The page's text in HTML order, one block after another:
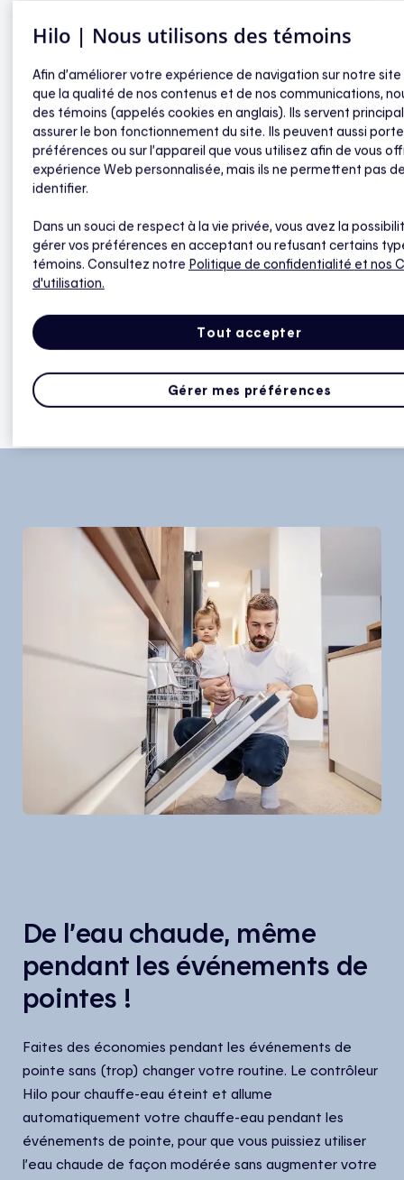
Plus d’info sur le produit
Caractéristiques
Guide d'utilisation
FAQ
De l’eau chaude, même
pendant les événements de
pointes !
Faites des économies pendant les événements de
pointe sans (trop) changer votre routine. Le contrôleur
Hilo pour chauffe-eau éteint et allume
automatiquement votre chauffe-eau pendant les
événements de pointe, pour que vous puissiez utiliser
l’eau chaude de façon modérée sans augmenter votre
Hilo | Nous utilisons des témoins
Afin d’améliorer votre expérience de navigation sur notre site
que la qualité de nos contenus et de nos communications,
des témoins (appelés cookies en anglais). Ils servent
assurer le bon fonctionnement du site. Ils peuvent aussi
préférences ou sur l’appareil que vous utilisez afin de vous
expérience Web personnalisée, mais ils ne permettent pas
identifier.
Dans un souci de respect à la vie privée, vous avez la
gérer vos préférences en acceptant ou refusant certains
témoins. Consultez notre Politique de confidentialité et nos
d'utilisation.
Tout accepter
Gérer mes préférences